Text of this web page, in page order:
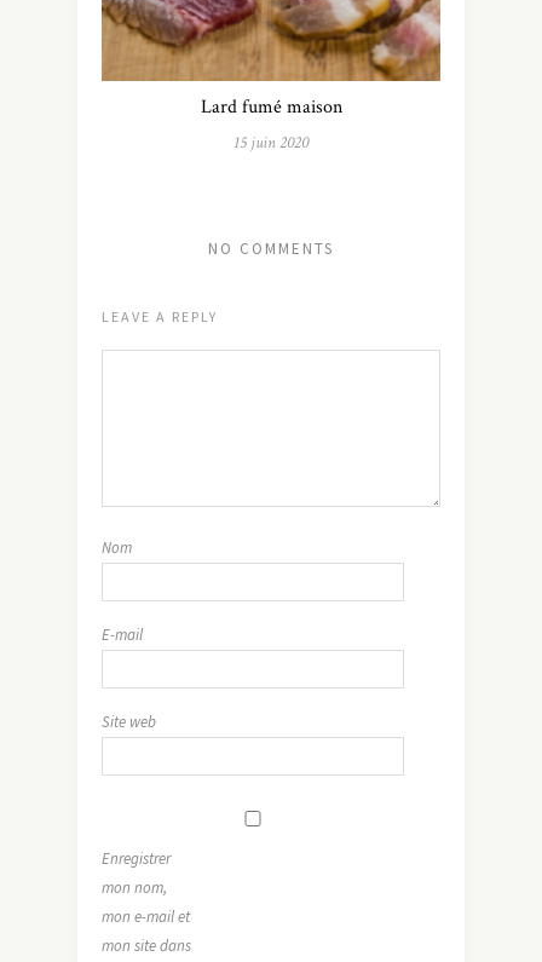
Lard fumé maison
15 juin 2020
NO COMMENTS
LEAVE A REPLY
Nom
E-mail
Site web
Enregistrer
mon nom,
mon e-mail et
mon site dans